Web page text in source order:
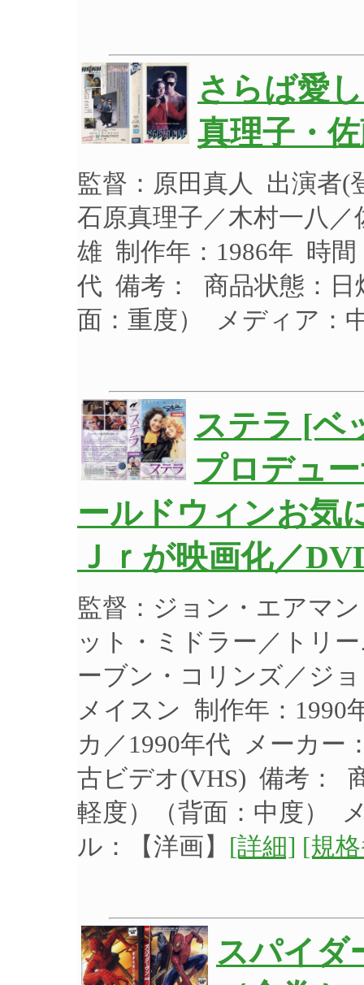
さらば愛
真理子・
監督：原田真人 出演者(
石原真理子／木村一八
雄 制作年：1986年 時間
代 備考： 商品状態：日
面：重度）
メディア：
ステラ [ベ
プロデュ
ールドウィンお気
Ｊｒが映画化／
監督：ジョン・エアマ
ット・ミドラー／トリ
ーブン・コリンズ／ジ
メイスン 制作年：1990
カ／1990年代 メーカー
古ビデオ(VHS) 備考：
軽度）（背面：中度）
ル：【洋画】 [詳細] [規
スパイダ